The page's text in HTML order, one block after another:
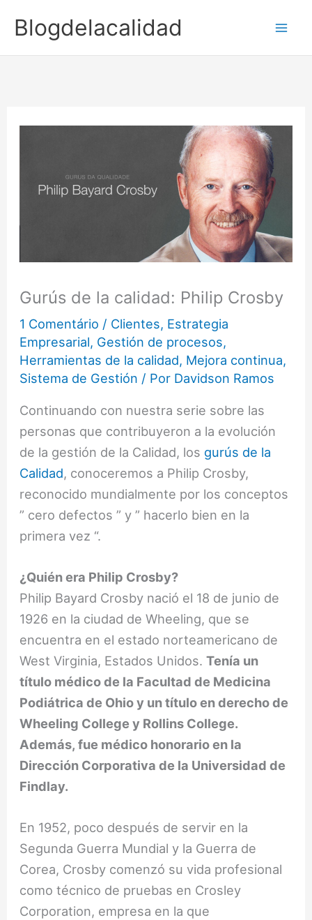
para
o
Blogdelacalidad
Gurús de la calidad: Philip Crosby
1 Comentário / Clientes, Estrategia
Empresarial, Gestión de procesos,
Herramientas de la calidad, Mejora continua,
Sistema de Gestión / Por Davidson Ramos
Continuando con nuestra serie sobre las
personas que contribuyeron a la evolución
de la gestión de la Calidad, los gurús de la
Calidad, conoceremos a Philip Crosby,
reconocido mundialmente por los conceptos
” cero defectos ” y ” hacerlo bien en la
primera vez “.
¿Quién era Philip Crosby?
Philip Bayard Crosby nació el 18 de junio de
1926 en la ciudad de Wheeling, que se
encuentra en el estado norteamericano de
West Virginia, Estados Unidos.Tenía un
título médico de la Facultad de Medicina
Podiátrica de Ohio y un título en derecho de
Wheeling College y Rollins College.
Además, fue médico honorario en la
Dirección Corporativa de la Universidad de
Findlay.
En 1952, poco después de servir en la
Segunda Guerra Mundial y la Guerra de
Corea, Crosby comenzó su vida profesional
como técnico de pruebas en Crosley
Corporation, empresa en la que